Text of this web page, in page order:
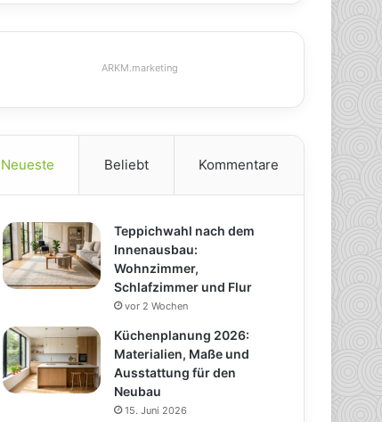
ARKM.marketing
Neueste Beliebt Kommentare
Teppichwahl nach dem
Innenausbau:
Wohnzimmer,
Schlafzimmer und Flur
vor 2 Wochen
Küchenplanung 2026:
Materialien, Maße und
Ausstattung für den
Neubau
15. Juni 2026